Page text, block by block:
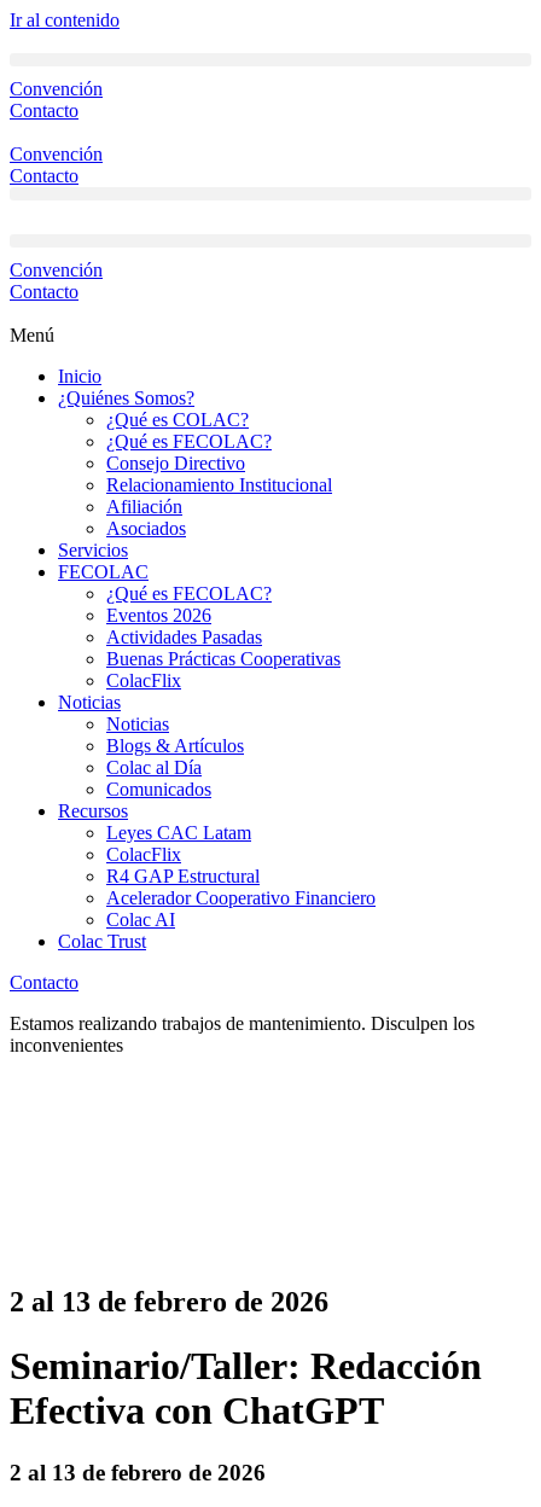
Ir al contenido
Convención
Contacto
Convención
Contacto
Convención
Contacto
Menú
Inicio
¿Quiénes Somos?
¿Qué es COLAC?
¿Qué es FECOLAC?
Consejo Directivo
Relacionamiento Institucional
Afiliación
Asociados
Servicios
FECOLAC
¿Qué es FECOLAC?
Eventos 2026
Actividades Pasadas
Buenas Prácticas Cooperativas
ColacFlix
Noticias
Noticias
Blogs & Artículos
Colac al Día
Comunicados
Recursos
Leyes CAC Latam
ColacFlix
R4 GAP Estructural
Acelerador Cooperativo Financiero
Colac AI
Colac Trust
Contacto
Estamos realizando trabajos de mantenimiento. Disculpen los
inconvenientes
2 al 13 de febrero de 2026
Seminario/Taller: Redacción
Efectiva con ChatGPT
2 al 13 de febrero de 2026